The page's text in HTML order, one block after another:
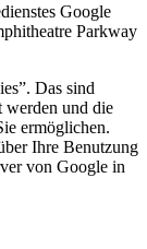
Google
Parkway
Das sind
werden und die
ermöglichen.
Ihre Benutzung
von Google in